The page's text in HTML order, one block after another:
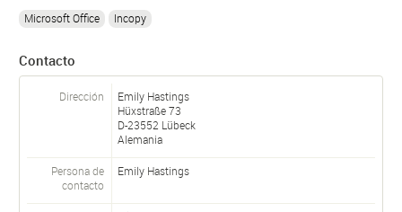
Microsoft Office Incopy
Contacto
Dirección
Emily Hastings
Hüxstraße 73
D-23552 Lübeck
Alemania
Persona de
contacto
Emily Hastings